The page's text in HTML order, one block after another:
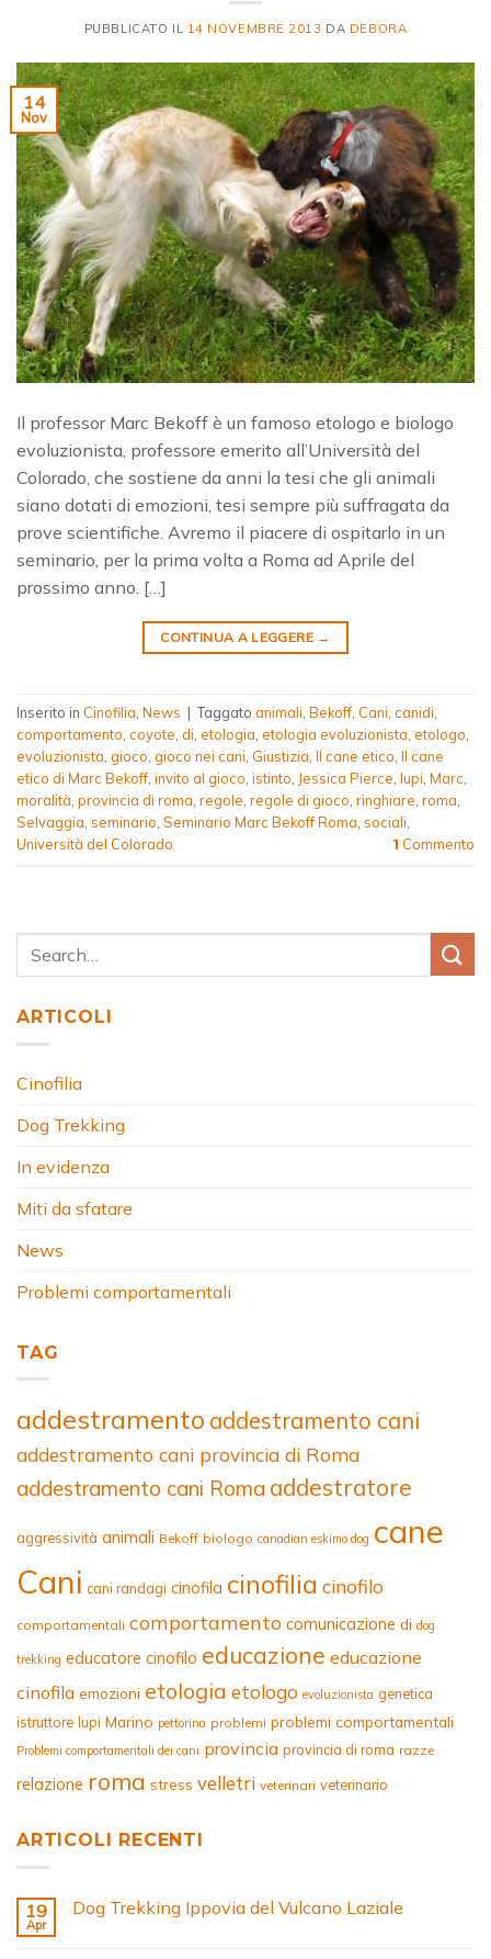
PUBBLICATO IL 14 NOVEMBRE 2013 DA DEBORA
14
Nov
Il professor Marc Bekoff è un famoso etologo e biologo
evoluzionista, professore emerito all’Università del
Colorado, che sostiene da anni la tesi che gli animali
siano dotati di emozioni, tesi sempre più suffragata da
prove scientifiche. Avremo il piacere di ospitarlo in un
seminario, per la prima volta a Roma ad Aprile del
prossimo anno. […]
CONTINUA A LEGGERE →
Inserito in Cinofilia, News | Taggato animali, Bekoff, Cani, canidi,
comportamento, coyote, di, etologia, etologia evoluzionista, etologo,
evoluzionista, gioco, gioco nei cani, Giustizia, Il cane etico, Il cane
etico di Marc Bekoff, invito al gioco, istinto, Jessica Pierce, lupi, Marc,
moralità, provincia di roma, regole, regole di gioco, ringhiare, roma,
Selvaggia, seminario, Seminario Marc Bekoff Roma, sociali,
Università del Colorado
1 Commento
ARTICOLI
Cinofilia
Dog Trekking
In evidenza
Miti da sfatare
News
Problemi comportamentali
TAG
addestramento addestramento cani
addestramento cani provincia di Roma
addestramento cani Roma addestratore
aggressività animali Bekoff biologo canadian eskimo dog cane
Cani cani randagi cinofila cinofilia cinofilo
comportamentali comportamento comunicazione di dog
trekking educatore cinofilo educazione educazione
cinofila emozioni etologia etologo evoluzionista genetica
istruttore lupi Marino pettorina problemi problemi comportamentali
Problemi comportamentali dei cani provincia provincia di roma razze
relazione roma stress velletri veterinari veterinario
ARTICOLI RECENTI
19
Apr
Dog Trekking Ippovia del Vulcano Laziale